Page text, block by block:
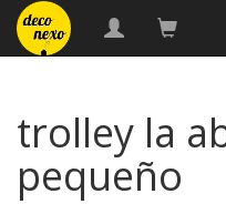
trolley la
pequeño